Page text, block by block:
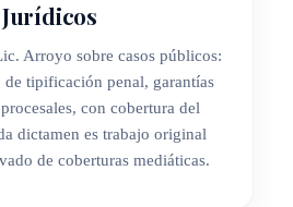
Arroyo sobre casos públicos:
de tipificación penal, garantías
con cobertura del
dictamen es trabajo original
de coberturas mediáticas.